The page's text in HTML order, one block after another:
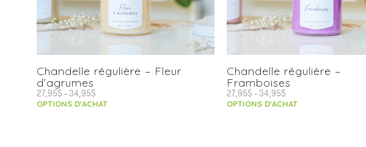
Chandelle régulière – Fleur
d’agrumes
27,95$ –34,95$
OPTIONS D'ACHAT
Chandelle régulière –
Framboises
27,95$ –34,95$
OPTIONS D'ACHAT